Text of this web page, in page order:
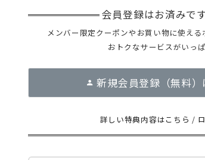
メンバー限定クーポンやお買い物に使える
おトクなサービスがいっ
新規会員登録（無料）
詳しい特典内容はこちら /